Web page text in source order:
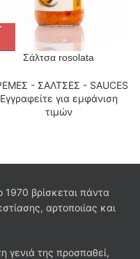
Σάλτσα rosolata
- ΣΑΛΤΣΕΣ - SAUCES
Εγγραφείτε για εμφάνιση
τιμών
1970 βρίσκεται πάντα
αρτοποιίας και
γενιά της προσπαθεί,